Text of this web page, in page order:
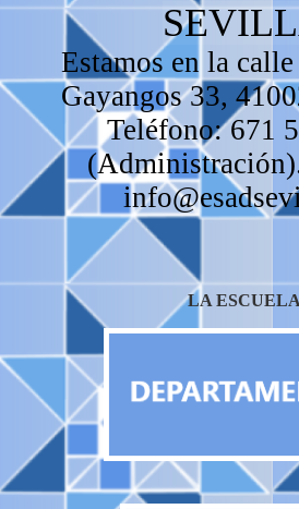
Estamos en la
Gayangos 33,
Teléfono: 671
LA ESCUELA